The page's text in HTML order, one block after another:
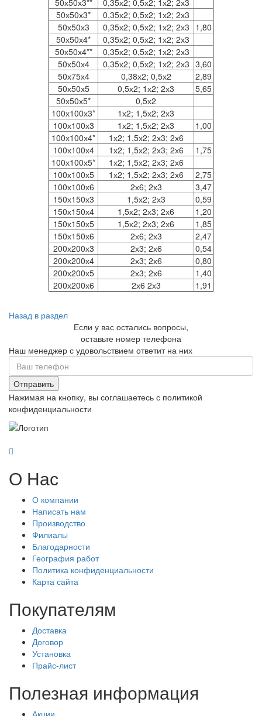
50х50х3*
0,35х2; 0,5х2; 1х2; 2х3
50х50х3
0,35х2; 0,5х2; 1х2; 2х3 1,80
50х50х4*
0,35х2; 0,5х2; 1х2; 2х3
50х50х4**
0,35х2; 0,5х2; 1х2; 2х3
50х50х4
0,35х2; 0,5х2; 1х2; 2х3 3,60
50х75х4
0,38х2; 0,5х2
2,89
50х50х5
0,5х2; 1х2; 2х3
5,65
50х50х5*
0,5х2
100х100х3*
1х2; 1,5х2; 2х3
100х100х3
1х2; 1,5х2; 2х3
1,00
100х100х4*
1х2; 1,5х2; 2х3; 2х6
100х100х4
1х2; 1,5х2; 2х3; 2х6
1,75
100х100х5*
1х2; 1,5х2; 2х3; 2х6
100х100х5
1х2; 1,5х2; 2х3; 2х6
2,75
100х100х6
2х6; 2х3
3,47
150х150х3
1,5х2; 2х3
0,59
150х150х4
1,5х2; 2х3; 2х6
1,20
150х150х5
1,5х2; 2х3; 2х6
1,85
150х150х6
2х6; 2х3
2,47
200х200х3
2х3; 2х6
0,54
200х200х4
2х3; 2х6
0,80
200х200х5
2х3; 2х6
1,40
200х200х6
2х6 2х3 1,91
Назад в раздел
Если у вас остались вопросы,
оставьте номер телефона
Наш менеджер с удовольствием ответит на них
Отправить
Нажимая на кнопку, вы соглашаетесь с политикой
конфиденциальности
О Нас
О компании
Написать нам
Производство
Филиалы
Благодарности
География работ
Политика конфиденциальности
Карта сайта
Покупателям
Доставка
Договор
Установка
Прайс-лист
Полезная информация
Акции